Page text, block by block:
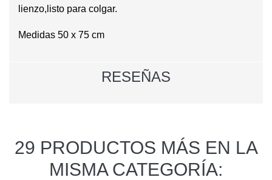
lienzo,listo para colgar.
Medidas 50 x 75 cm
RESEÑAS
29 PRODUCTOS MÁS EN LA
MISMA CATEGORÍA: